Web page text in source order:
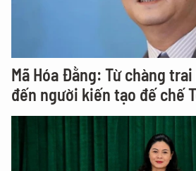
Mã Hóa Đằng: Từ chàng
đến người kiến tạo đế chế